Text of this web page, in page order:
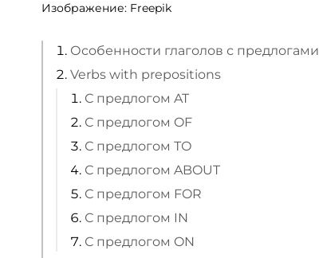
Изображение: Freepik
Особенности глаголов с предлогами
Verbs with prepositions
С предлогом AT
С предлогом OF
С предлогом ТО
С предлогом ABOUT
С предлогом FOR
С предлогом IN
С предлогом ON